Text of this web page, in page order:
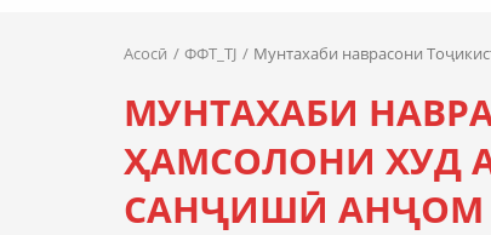
Асосӣ ФФТ_TJ Мунтахаби наврасони
МУНТАХАБИ
ҲАМСОЛОНИ ХУД
САНҶИШӢ АНҶОМ